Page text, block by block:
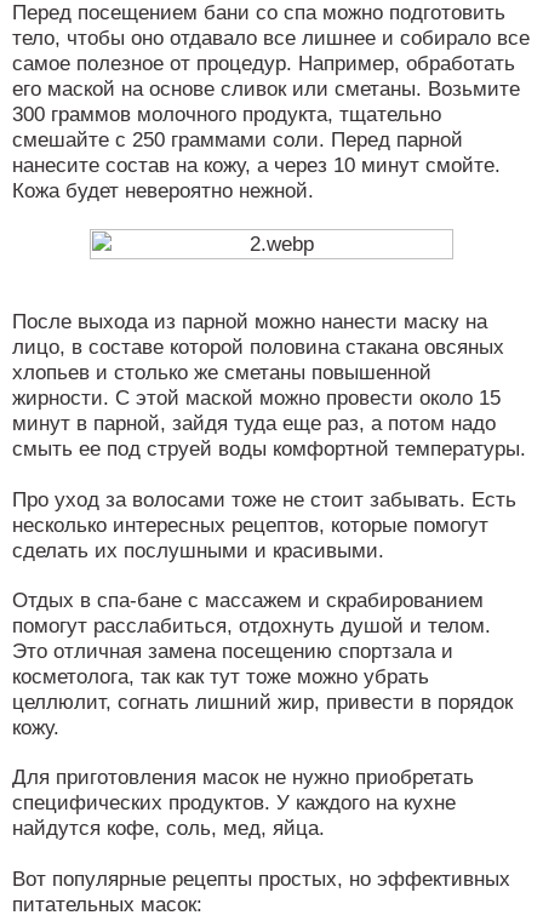
Перед посещением бани со спа можно подготовить
тело, чтобы оно отдавало все лишнее и собирало все
самое полезное от процедур. Например, обработать
его маской на основе сливок или сметаны. Возьмите
300 граммов молочного продукта, тщательно
смешайте с 250 граммами соли. Перед парной
нанесите состав на кожу, а через 10 минут смойте.
Кожа будет невероятно нежной.
После выхода из парной можно нанести маску на
лицо, в составе которой половина стакана овсяных
хлопьев и столько же сметаны повышенной
жирности. С этой маской можно провести около 15
минут в парной, зайдя туда еще раз, а потом надо
смыть ее под струей воды комфортной температуры.
Про уход за волосами тоже не стоит забывать. Есть
несколько интересных рецептов, которые помогут
сделать их послушными и красивыми.
Отдых в спа-бане с массажем и скрабированием
помогут расслабиться, отдохнуть душой и телом.
Это отличная замена посещению спортзала и
косметолога, так как тут тоже можно убрать
целлюлит, согнать лишний жир, привести в порядок
кожу.
Для приготовления масок не нужно приобретать
специфических продуктов. У каждого на кухне
найдутся кофе, соль, мед, яйца.
Вот популярные рецепты простых, но эффективных
питательных масок: